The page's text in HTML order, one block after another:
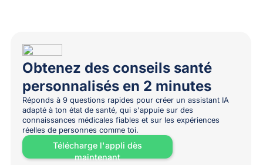
Obtenez des conseils santé
personnalisés en 2 minutes
Réponds à 9 questions rapides pour créer un assistant IA
adapté à ton état de santé, qui s'appuie sur des
connaissances médicales fiables et sur les expériences
réelles de personnes comme toi.
Télécharge l'appli dès
maintenant